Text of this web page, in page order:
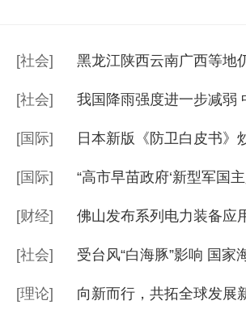
[社会] 黑龙江陕西云南广西等地
[社会] 我国降雨强度进一步减弱
[国际] 日本新版《防卫白皮书》
[国际] “高市早苗政府‘新型军国
[财经] 佛山发布系列电力装备应
[社会] 受台风“白海豚”影响 国
[理论] 向新而行，共拓全球发展